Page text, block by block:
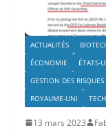
ACTUALITÉS
ÉCONOMIE
ÉTATS-
GESTION DES RISQUES
ROYAUME-UNI
13 mars 2023